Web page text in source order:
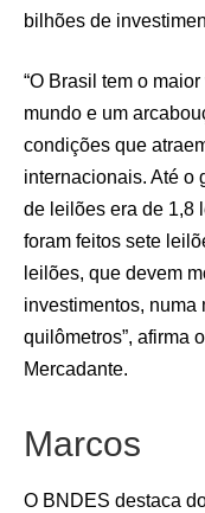
bilhões de
“O Brasil tem o
mundo e um
condições que
internacionais. Até o
de leilões era de 1,8
foram feitos sete
leilões, que devem
investimentos, numa
quilômetros”, afirma
Mercadante.
Marcos
O BNDES destaca